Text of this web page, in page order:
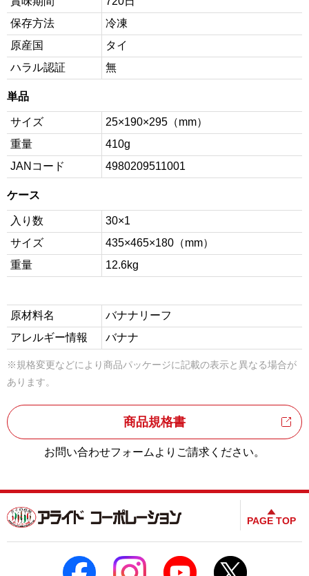
保存方法
冷凍
原産国
タイ
ハラル認証
無
単品
サイズ
25×190×295（mm）
重量
410g
JANコード
4980209511001
ケース
入り数
30×1
サイズ
435×465×180（mm）
重量
12.6kg
原材料名
バナナリーフ
アレルギー情報
バナナ
※規格変更などにより商品パッケージに記載の表示と異なる場合が
あります。
商品規格書
お問い合わせフォームよりご請求ください。
PAGE TOP